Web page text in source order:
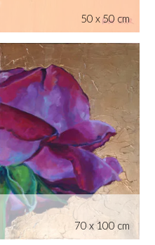
50 x 50 cm
70 x 100 cm